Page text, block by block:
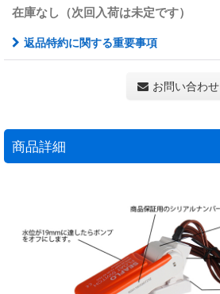
在庫なし（次回入荷は未定です）
返品特約に関する重要事項
お問い合わせ
商品詳細